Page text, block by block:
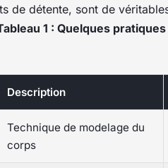
de détente, sont de
1 : Quelques
Description
Technique de modelage du
corps